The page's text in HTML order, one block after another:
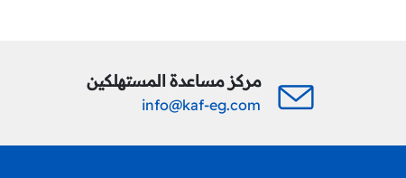
مركز مساعدة المستهلكين
info@kaf-eg.com